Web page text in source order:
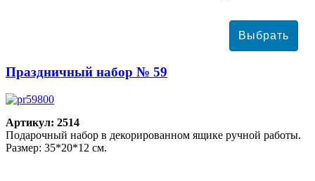
Праздничный набор № 59
Артикул: 2514
Подарочный набор в декорированном ящике ручной работы.
Размер: 35*20*12 см.